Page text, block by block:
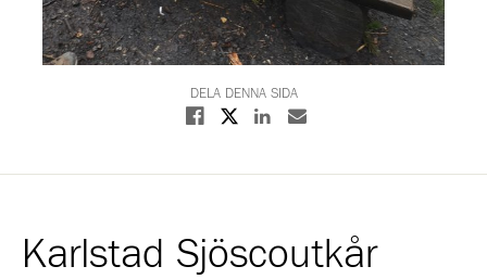
DELA DENNA SIDA
Dela på Facebook
Dela på XDela på Linkedin
Dela med E-post
Karlstad Sjöscoutkår